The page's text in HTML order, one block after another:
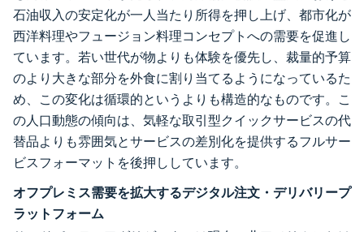
石油収入の安定化が一人当たり所得を押し上げ、都市化が
西洋料理やフュージョン料理コンセプトへの需要を促進し
ています。若い世代が物よりも体験を優先し、裁量的予算
のより大きな部分を外食に割り当てるようになっているた
め、この変化は循環的というよりも構造的なものです。こ
の人口動態の傾向は、気軽な取引型クイックサービスの代
替品よりも雰囲気とサービスの差別化を提供するフルサー
ビスフォーマットを後押ししています。
オフプレミス需要を拡大するデジタル注文・デリバリープ
ラットフォーム